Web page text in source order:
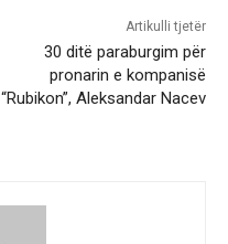
Artikulli tjetër
30 ditë paraburgim për
pronarin e kompanisë
“Rubikon”, Aleksandar Nacev